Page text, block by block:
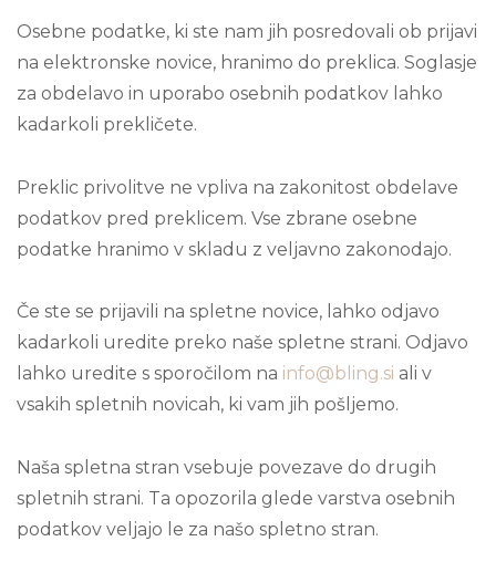
Osebne podatke, ki ste nam jih posredovali ob prijavi
na elektronske novice, hranimo do preklica. Soglasje
za obdelavo in uporabo osebnih podatkov lahko
kadarkoli prekličete.
Preklic privolitve ne vpliva na zakonitost obdelave
podatkov pred preklicem. Vse zbrane osebne
podatke hranimo v skladu z veljavno zakonodajo.
Če ste se prijavili na spletne novice, lahko odjavo
kadarkoli uredite preko naše spletne strani. Odjavo
lahko uredite s sporočilom na info@bling.si ali v
vsakih spletnih novicah, ki vam jih pošljemo.
Naša spletna stran vsebuje povezave do drugih
spletnih strani. Ta opozorila glede varstva osebnih
podatkov veljajo le za našo spletno stran.